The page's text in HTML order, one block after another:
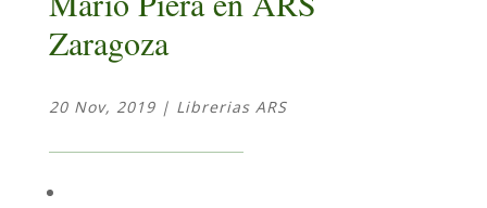
Zaragoza
20 Nov, 2019| Librerias ARS